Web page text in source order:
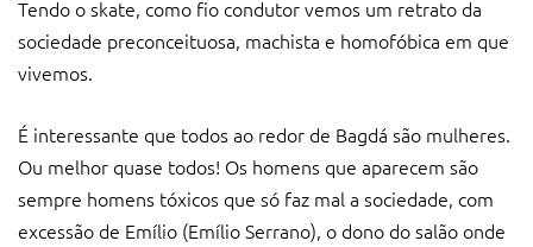
Tendo o skate, como fio condutor vemos um retrato da
sociedade preconceituosa, machista e homofóbica em que
vivemos.
É interessante que todos ao redor de Bagdá são mulheres.
Ou melhor quase todos! Os homens que aparecem são
sempre homens tóxicos que só faz mal a sociedade, com
excessão de Emílio (Emílio Serrano), o dono do salão onde